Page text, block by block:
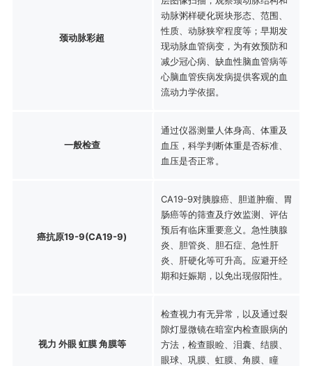
颈动脉彩超
动脉粥样硬化斑块形态、范围、
性质、动脉狭窄程度等；早期发
现动脉血管病变，为有效预防和
减少冠心病、缺血性脑血管病等
心脑血管疾病发病提供客观的血
流动力学依据。
一般检查
通过仪器测量人体身高、体重及
血压，科学判断体重是否标准、
血压是否正常。
癌抗原19-9(CA19-9)
CA19-9对胰腺癌、胆道肿瘤、胃
肠癌等的筛查及疗效监测、评估
预后有临床重要意义。急性胰腺
炎、胆管炎、胆石症、急性肝
炎、肝硬化等可升高。应避开经
期和妊娠期，以免出现假阳性。
视力 外眼 虹膜 角膜等
检查视力有无异常，以及通过裂
隙灯显微镜在暗室内检查眼病的
方法，检查眼睑、泪囊、结膜、
眼球、巩膜、虹膜、角膜、瞳